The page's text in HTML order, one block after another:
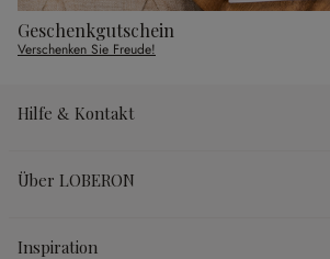
Geschenkgutschein
Verschenken Sie Freude!
Hilfe & Kontakt
Über LOBERON
Inspiration